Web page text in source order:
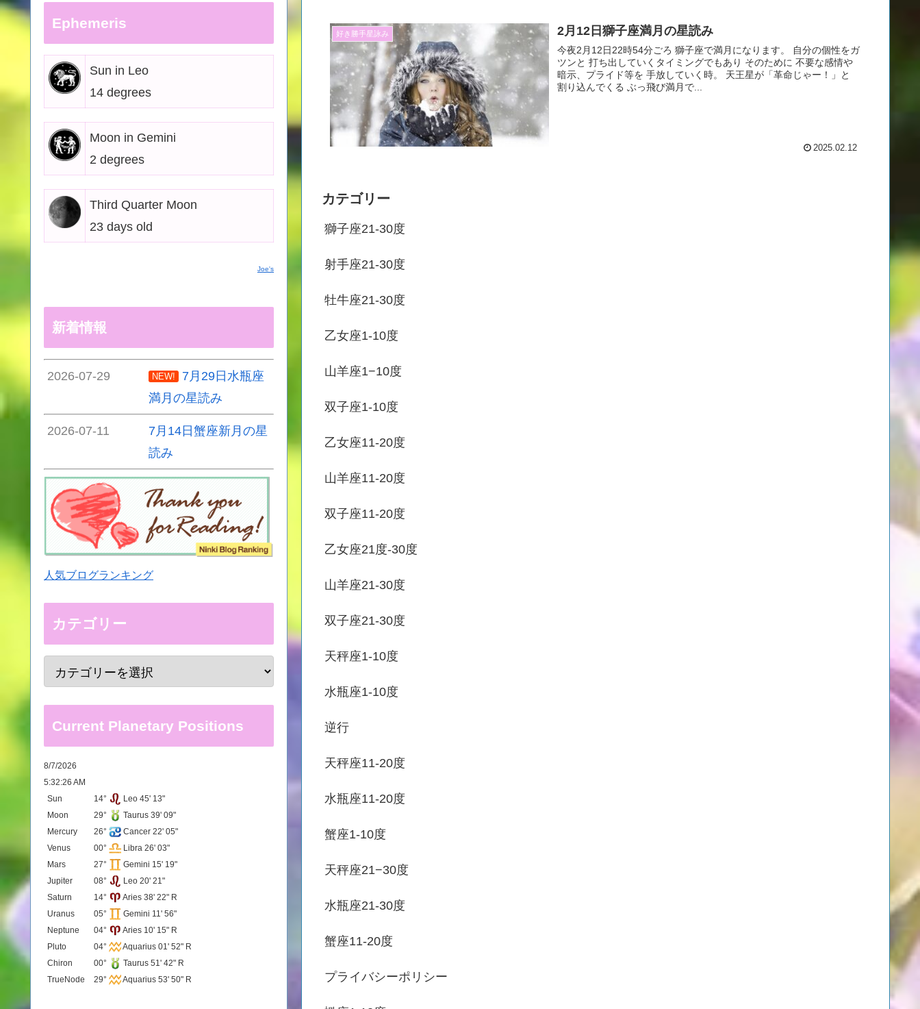
好き勝手星詠み 2月12日獅子座満月の星読み
今夜2月12日22時54分ごろ 獅子座で満月になります。 自分の個性をガ
ツンと 打ち出していくタイミングでもあり そのために 不要な感情や
暗示、プライド等を 手放していく時。 天王星が「革命じゃー！」と
割り込んでくる ぶっ飛び満月で...
2025.02.12
カテゴリー
獅子座21-30度
射手座21-30度
牡牛座21-30度
乙女座1-10度
山羊座1−10度
双子座1-10度
乙女座11-20度
山羊座11-20度
双子座11-20度
乙女座21度-30度
山羊座21-30度
双子座21-30度
天秤座1-10度
水瓶座1-10度
逆行
天秤座11-20度
水瓶座11-20度
蟹座1-10度
天秤座21−30度
水瓶座21-30度
蟹座11-20度
プライバシーポリシー
Ephemeris
Sun in Leo
14 degrees
Moon in Gemini
2 degrees
Third Quarter Moon
23 days old
Joe's
新着情報
2026-07-29 NEW!
7月29日水瓶座
満月の星読み
2026-07-11
7月14日蟹座新月の星
読み
人気ブログランキング
カテゴリー
Current Planetary Positions
8/7/2026
5:32:26 AM
Sun
14°
Leo 45' 13"
Moon
29°
Taurus 39' 09"
Mercury
26°
Cancer 22' 05"
Venus
00°
Libra 26' 03"
Mars
27°
Gemini 15' 19"
Jupiter
08°
Leo 20' 21"
Saturn
14°
Aries 38' 22" R
Uranus
05°
Gemini 11' 56"
Neptune
04°
Aries 10' 15" R
Pluto
04°
Aquarius 01' 52" R
Chiron
00°
Taurus 51' 42" R
TrueNode
29° Aquarius 53' 50" R